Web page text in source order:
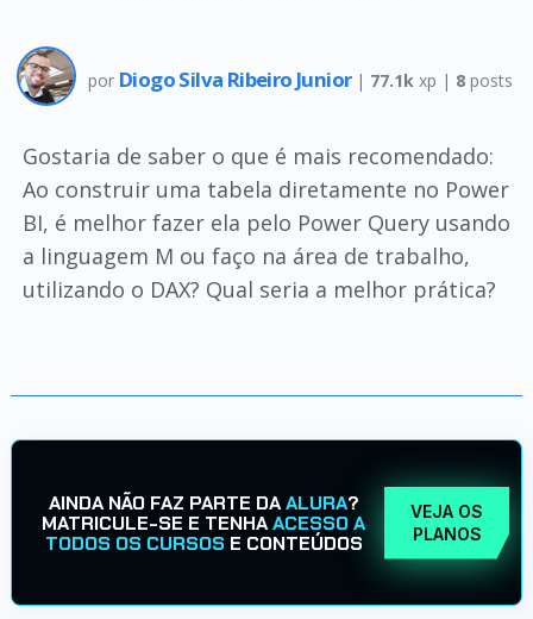
por Diogo Silva Ribeiro Junior | 77.1k xp | 8posts
Gostaria de saber o que é mais recomendado:
Ao construir uma tabela diretamente no Power
BI, é melhor fazer ela pelo Power Query usando
a linguagem M ou faço na área de trabalho,
utilizando o DAX? Qual seria a melhor prática?
AINDA NÃO FAZ PARTE DAALURA?
MATRICULE-SE E TENHAACESSO A
TODOS OS CURSOS E CONTEÚDOS
VEJA OS
PLANOS